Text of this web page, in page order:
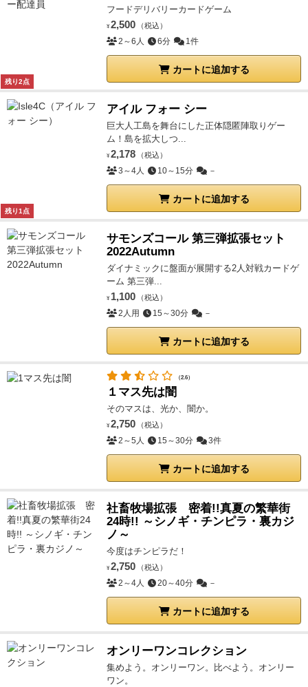
残り2点
フードデリバリーカードゲーム
¥ 2,500 （税込）
2～6人 6分 1件
カートに追加する
残り1点
アイル フォー シー
巨大人工島を舞台にした正体隠匿陣取りゲー
ム！島を拡大しつ...
¥ 2,178 （税込）
3～4人 10～15分 －
カートに追加する
サモンズコール 第三弾拡張セット
2022Autumn
ダイナミックに盤面が展開する2人対戦カードゲ
ーム 第三弾...
¥ 1,100 （税込）
2人用 15～30分 －
カートに追加する
（2.6）
１マス先は闇
そのマスは、光か、闇か。
¥ 2,750 （税込）
2～5人 15～30分 3件
カートに追加する
社畜牧場拡張 密着!!真夏の繁華街
24時!! ～シノギ・チンピラ・裏カジ
ノ～
今度はチンピラだ！
¥ 2,750 （税込）
2～4人 20～40分 －
カートに追加する
オンリーワンコレクション
集めよう。オンリーワン。比べよう。オンリー
ワン。